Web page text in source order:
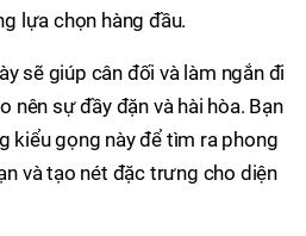
lựa chọn hàng đầu.
sẽ giúp cân đối và làm ngắn đi
nên sự đầy đặn và hài hòa. Bạn
kiểu gọng này để tìm ra phong
và tạo nét đặc trưng cho diện